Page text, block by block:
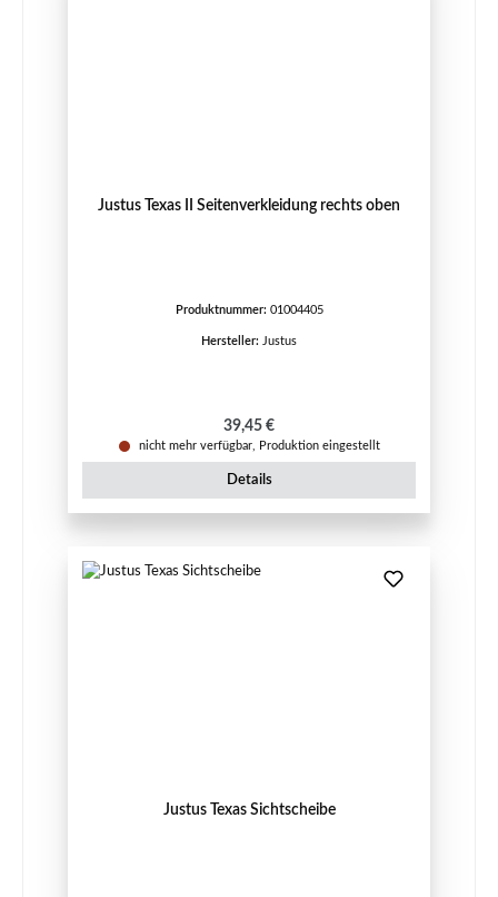
Justus Texas II Seitenverkleidung rechts oben
Produktnummer: 01004405
Hersteller: Justus
Regulärer Preis:
39,45 €
nicht mehr verfügbar, Produktion eingestellt
Details
Justus Texas Sichtscheibe